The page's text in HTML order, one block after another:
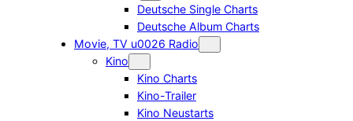
Deutsche Single Charts
Deutsche Album Charts
Movie, TV u0026 Radio
Kino
Kino Charts
Kino-Trailer
Kino Neustarts